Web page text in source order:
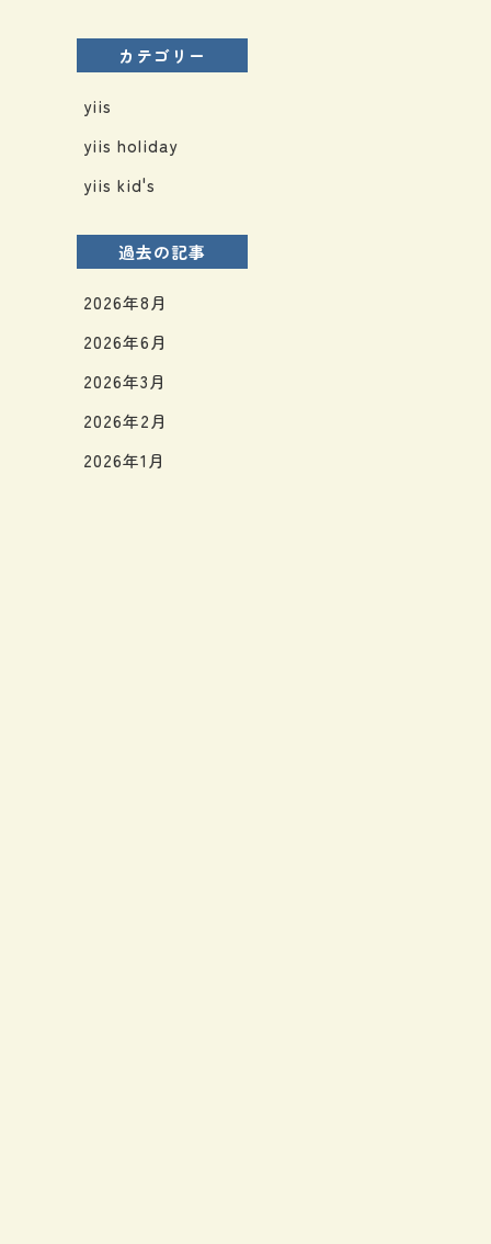
カテゴリー
yiis
yiis holiday
yiis kid's
過去の記事
2026年8月
2026年6月
2026年3月
2026年2月
2026年1月